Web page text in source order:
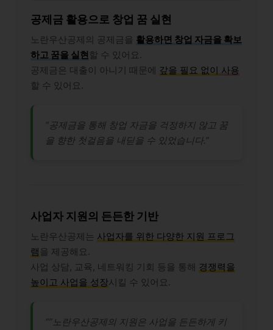
공제금 활용으로 창업 꿈 실현
노란우산공제의 공제금을 활용하면 창업 자금을 확보
하고 꿈을 실현 할 수 있어요.
공제금은 대출이 아니기 때문에 갚을 필요 없이 사용
할 수 있어요.
“공제금을 통해 창업 자금을 걱정하지 않고 꿈
을 향한 첫걸음을 내딛을 수 있었습니다.”
사업자 지원의 든든한 기반
노란우산공제는 사업자를 위한 다양한 지원 프로그
램을 제공해요.
사업 상담, 교육, 네트워킹 기회 등을 통해 경쟁력을
높이고 사업을 성장시킬 수 있어요.
“”노란우산공제의 지원은 사업을 든든하게 키